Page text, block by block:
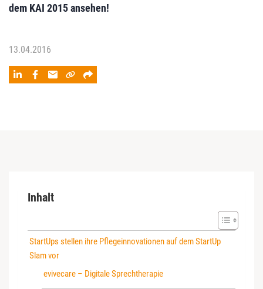
dem KAI 2015 ansehen!
13.04.2016
Inhalt
StartUps stellen ihre Pflegeinnovationen auf dem StartUp
Slam vor
evivecare – Digitale Sprechtherapie